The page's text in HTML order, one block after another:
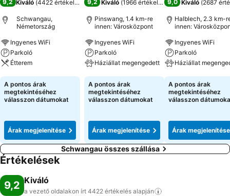
9,2 Kiváló (4422 értékelés
Schwangau,
Németország
Ingyenes WiFi
Parkoló
Étterem
Árak megjelenítése
A pontos árak
megtekintéséhez
válasszon dátumokat
Árak megjelenítése
9,2 Kiváló (1966 értékelés)
Pinswang, 1.4 km-re
innen: Városközpont
Ingyenes WiFi
Parkoló
Háziállat megengedett
Árak megjelenítése
A pontos árak
megtekintéséhez
válasszon dátumokat
Árak megjelenítése
9,0 Kiváló (2687
Halblech, 2.3 km-
innen:
Ingyenes WiFi
Parkoló
Háziállat
Árak
A pontos árak
megtekintéséhez
válasszon
Árak megjelenítése
Schwangau összes szállása
Értékelések
9,2 Kiváló
a vezető oldalakon írt 4422 értékelés alapján